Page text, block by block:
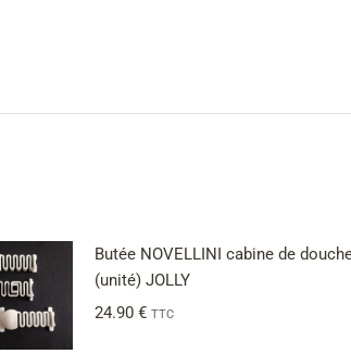
Butée NOVELLINI cabine de
(unité) JOLLY
24.90 € TTC